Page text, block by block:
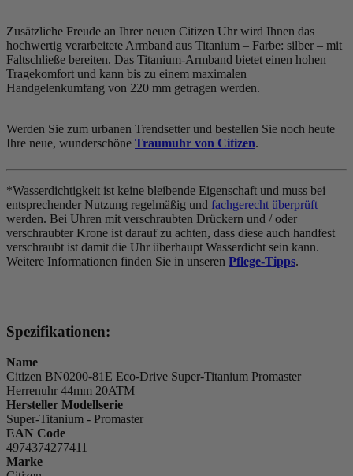
Zusätzliche Freude an Ihrer neuen Citizen Uhr wird Ihnen das
hochwertig verarbeitete Armband aus Titanium – Farbe: silber – mit
Faltschließe bereiten. Das Titanium-Armband bietet einen hohen
Tragekomfort und kann bis zu einem maximalen
Handgelenkumfang von 220 mm getragen werden.
Werden Sie zum urbanen Trendsetter und bestellen Sie noch heute
Ihre neue, wunderschöne Traumuhr von Citizen.
*Wasserdichtigkeit ist keine bleibende Eigenschaft und muss bei
entsprechender Nutzung regelmäßig und fachgerecht überprüft
werden. Bei Uhren mit verschraubten Drückern und / oder
verschraubter Krone ist darauf zu achten, dass diese auch handfest
verschraubt ist damit die Uhr überhaupt Wasserdicht sein kann.
Weitere Informationen finden Sie in unseren Pflege-Tipps.
Spezifikationen:
Name
Citizen BN0200-81E Eco-Drive Super-Titanium Promaster
Herrenuhr 44mm 20ATM
Hersteller Modellserie
Super-Titanium - Promaster
EAN Code
4974374277411
Marke